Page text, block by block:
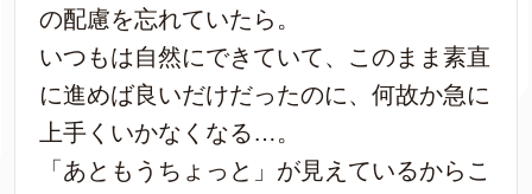
の配慮を忘れていたら。
いつもは自然にできていて、このまま素直
に進めば良いだけだったのに、何故か急に
上手くいかなくなる…。
「あともうちょっと」が見えているからこ